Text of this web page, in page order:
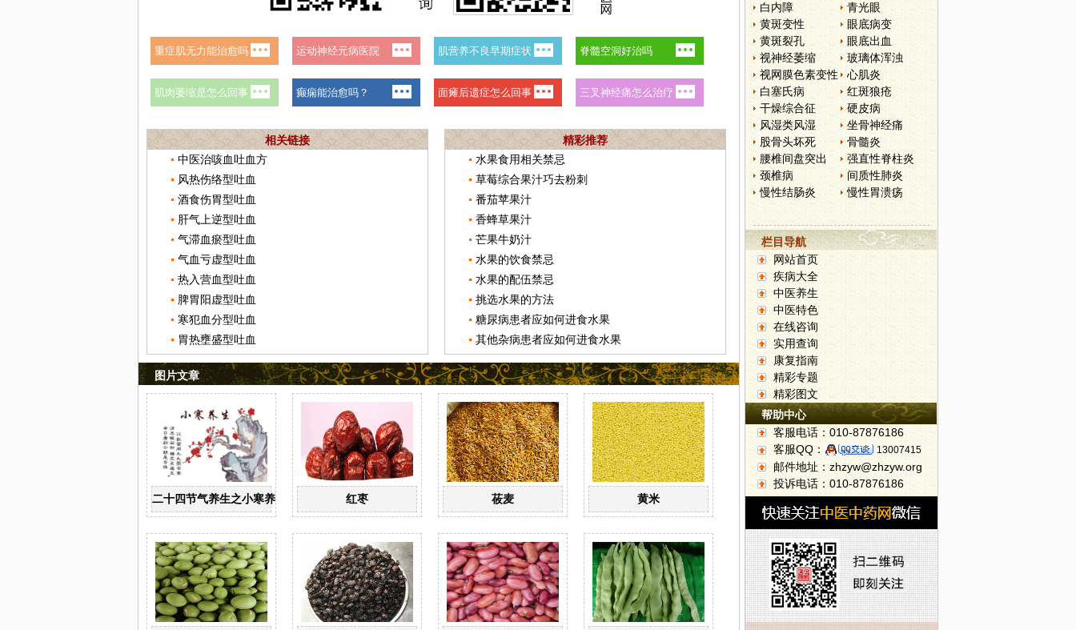
相关链接
中医治咳血吐血方
风热伤络型吐血
酒食伤胃型吐血
肝气上逆型吐血
气滞血瘀型吐血
气血亏虚型吐血
热入营血型吐血
脾胃阳虚型吐血
寒犯血分型吐血
胃热壅盛型吐血
精彩推荐
水果食用相关禁忌
草莓综合果汁巧去粉刺
番茄苹果汁
香蜂草果汁
芒果牛奶汁
水果的饮食禁忌
水果的配伍禁忌
挑选水果的方法
糖尿病患者应如何进食水果
其他杂病患者应如何进食水果
图片文章
二十四节气养生之小寒养生 红枣 莜麦 黄米
白内障
青光眼
黄斑变性
眼底病变
黄斑裂孔
眼底出血
视神经萎缩
玻璃体浑浊
视网膜色素变性
心肌炎
白塞氏病
红斑狼疮
干燥综合征
硬皮病
风湿类风湿
坐骨神经痛
股骨头坏死
骨髓炎
腰椎间盘突出
强直性脊柱炎
颈椎病
间质性肺炎
慢性结肠炎
慢性胃溃疡
栏目导航
网站首页
疾病大全
中医养生
中医特色
在线咨询
实用查询
康复指南
精彩专题
精彩图文
帮助中心
客服电话：010-87876186
客服QQ：
13007415
邮件地址：zhzyw@zhzyw.org
投诉电话：010-87876186